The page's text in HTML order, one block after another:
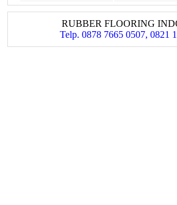
RUBBER FLOORING
Telp. 0878 7665 0507, 0821